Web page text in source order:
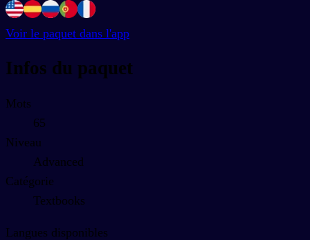
Voir le paquet dans l'app
Infos du paquet
Mots
65
Niveau
Advanced
Catégorie
Textbooks
Langues disponibles